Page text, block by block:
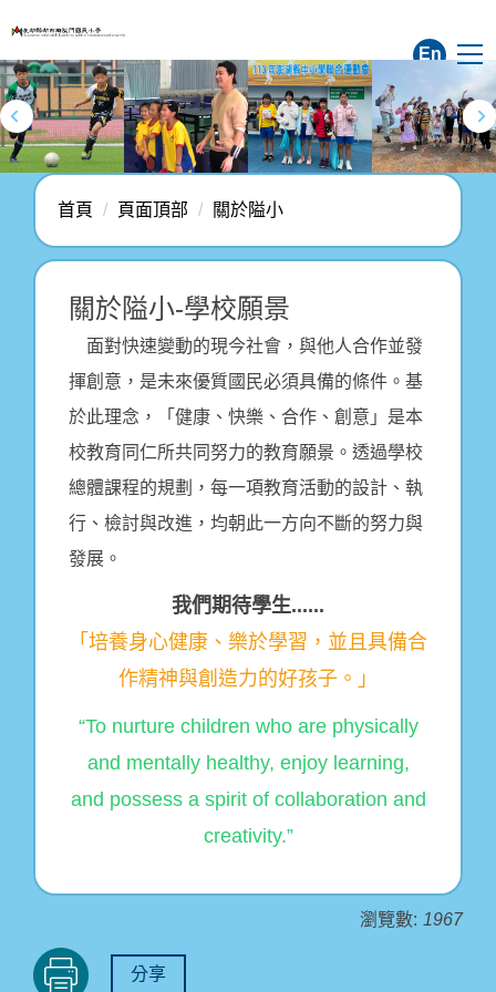
主
要
內
容
區
En
首頁 頁面頂部 關於隘小
關於隘小-學校願景
面對快速變動的現今社會，與他人合作並發
揮創意，是未來優質國民必須具備的條件。基
於此理念，「健康、快樂、合作、創意」是本
校教育同仁所共同努力的教育願景。透過學校
總體課程的規劃，每一項教育活動的設計、執
行、檢討與改進，均朝此一方向不斷的努力與
發展。
我們期待學生......
「培養身心健康、樂於學習，並且具備合
作精神與創造力的好孩子。」
“To nurture children who are physically
and mentally healthy, enjoy learning,
and possess a spirit of collaboration and
creativity.”
瀏覽數: 1967
分享